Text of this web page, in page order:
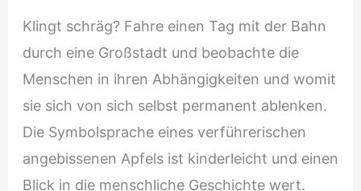
Klingt schräg? Fahre einen Tag mit der Bahn
durch eine Großstadt und beobachte die
Menschen in ihren Abhängigkeiten und womit
sie sich von sich selbst permanent ablenken.
Die Symbolsprache eines verführerischen
angebissenen Apfels ist kinderleicht und einen
Blick in die menschliche Geschichte wert.